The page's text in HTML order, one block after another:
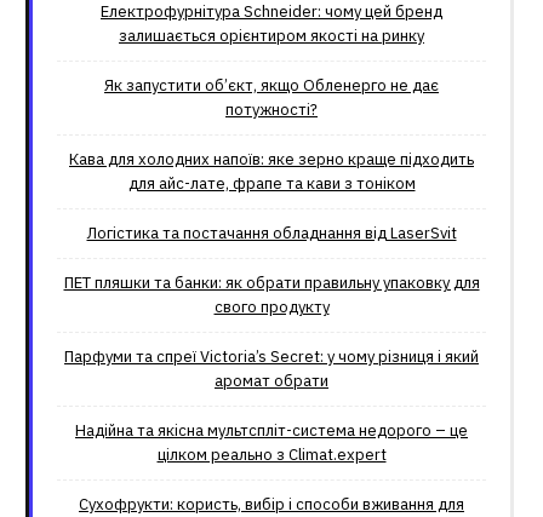
Електрофурнітура Schneider: чому цей бренд
залишається орієнтиром якості на ринку
Як запустити об’єкт, якщо Обленерго не дає
потужності?
Кава для холодних напоїв: яке зерно краще підходить
для айс-лате, фрапе та кави з тоніком
Логістика та постачання обладнання від LaserSvit
ПЕТ пляшки та банки: як обрати правильну упаковку для
свого продукту
Парфуми та спреї Victoria’s Secret: у чому різниця і який
аромат обрати
Надійна та якісна мультспліт-система недорого – це
цілком реально з Climat.еxpert
Сухофрукти: користь, вибір і способи вживання для